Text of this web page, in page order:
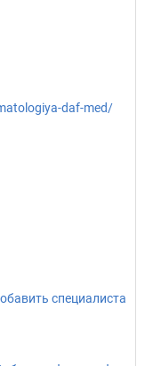
daf-med/
специалиста